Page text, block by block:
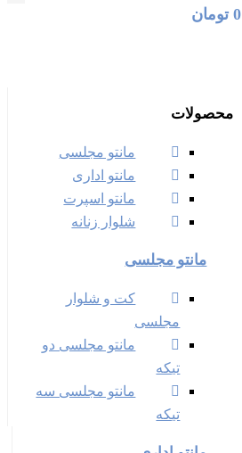
0 تومان
محصولات
مانتو مجلسی
مانتو اداری
مانتو اسپرت
شلوار زنانه
مانتو مجلسی
کت و شلوار
مجلسی
مانتو مجلسی دو
تیکه
مانتو مجلسی سه
تیکه